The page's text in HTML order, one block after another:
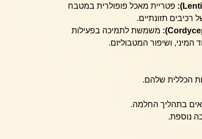
פטריית מאכל פופולרית במטבח
רכיבים תזונתיים.
משמשת לתמיכה בפעילות
המיני, ושיפור המטבוליזם.
הכללית שלהם.
בתהליך החלמה.
נוספת.